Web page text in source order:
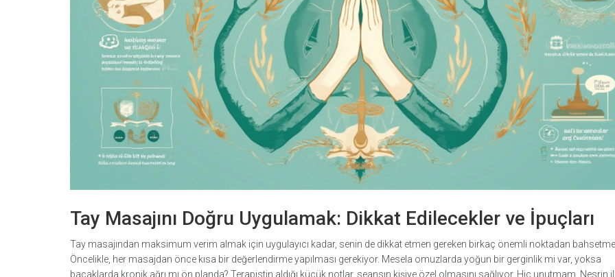
Tay Masajını Doğru Uygulamak: Dikkat Edilecekler ve İpuçları
Tay masajından maksimum verim almak için uygulayıcı kadar, senin de dikkat etmen gereken birkaç önemli noktadan
Öncelikle, her masajdan önce kısa bir değerlendirme yapılması gerekiyor. Mesela omuzlarda yoğun bir gerginlik mi var, yoksa
bacaklarda kronik ağrı mı ön planda? Terapistin aldığı küçük notlar, seansın kişiye özel olmasını sağlıyor. Hiç unutmam, Nesrin